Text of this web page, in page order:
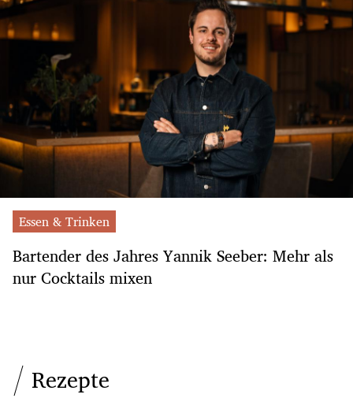
Essen & Trinken
Bartender des Jahres Yannik Seeber: Mehr als
nur Cocktails mixen
Rezepte